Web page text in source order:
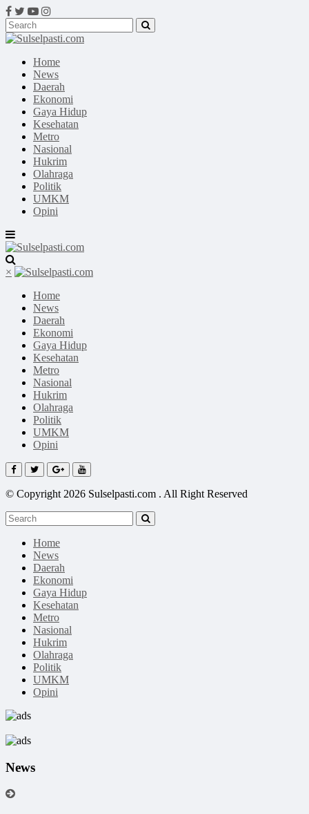
Home
News
Daerah
Ekonomi
Gaya Hidup
Kesehatan
Metro
Nasional
Hukrim
Olahraga
Politik
UMKM
Opini
×
Home
News
Daerah
Ekonomi
Gaya Hidup
Kesehatan
Metro
Nasional
Hukrim
Olahraga
Politik
UMKM
Opini
© Copyright 2026 Sulselpasti.com . All Right Reserved
Home
News
Daerah
Ekonomi
Gaya Hidup
Kesehatan
Metro
Nasional
Hukrim
Olahraga
Politik
UMKM
Opini
News